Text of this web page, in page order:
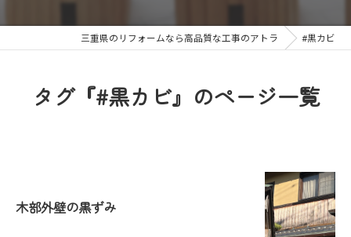
三重県のリフォームなら高品質な工事のアトラ #黒カビ
タグ『#黒カビ』のページ一覧
木部外壁の黒ずみ